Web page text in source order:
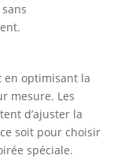
en optimisant la
mesure. Les
d’ajuster la
soit pour choisir
spéciale.